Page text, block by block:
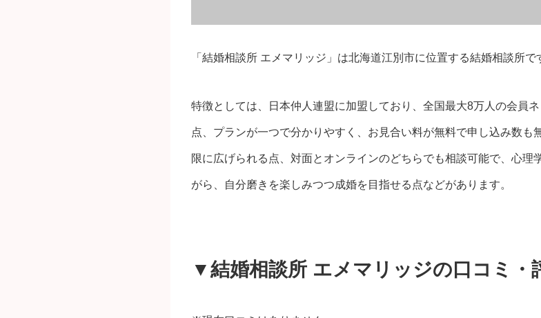
「結婚相談所 エメマリッジ」は北海道江別市に位置する結婚相談所で
特徴としては、日本仲人連盟に加盟しており、全国最大8万人の会員
点、プランが一つで分かりやすく、お見合い料が無料で申し込み数も
限に広げられる点、対面とオンラインのどちらでも相談可能で、心理
がら、自分磨きを楽しみつつ成婚を目指せる点などがあります。
▼結婚相談所 エメマリッジの口コミ・